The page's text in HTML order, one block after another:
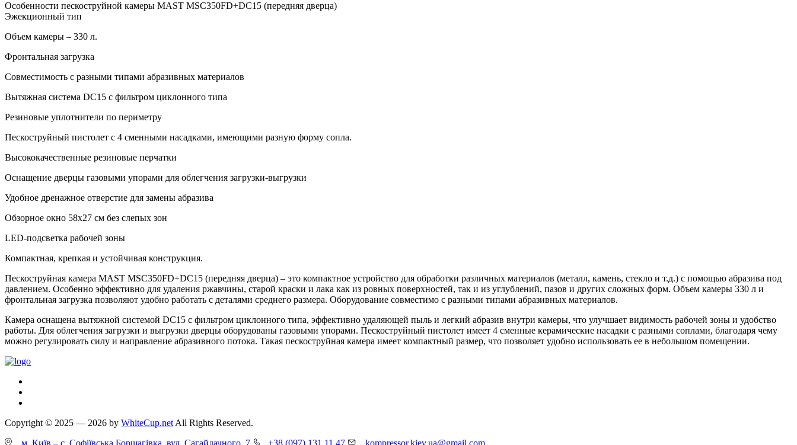
Особенности пескоструйной камеры MAST MSC350FD+DC15 (передняя дверца)
Эжекционный тип
Объем камеры – 330 л.
Фронтальная загрузка
Совместимость с разными типами абразивных материалов
Вытяжная система DC15 с фильтром циклонного типа
Резиновые уплотнители по периметру
Пескоструйный пистолет с 4 сменными насадками, имеющими разную форму сопла.
Высококачественные резиновые перчатки
Оснащение дверцы газовыми упорами для облегчения загрузки-выгрузки
Удобное дренажное отверстие для замены абразива
Обзорное окно 58х27 см без слепых зон
LED-подсветка рабочей зоны
Компактная, крепкая и устойчивая конструкция.
Пескоструйная камера MAST MSC350FD+DC15 (передняя дверца) – это компактное устройство для обработки различных материалов (металл, камень, стекло и т.д.) с помощью абразива под
давлением. Особенно эффективно для удаления ржавчины, старой краски и лака как из ровных поверхностей, так и из углублений, пазов и других сложных форм. Объем камеры 330 л и
фронтальная загрузка позволяют удобно работать с деталями среднего размера. Оборудование совместимо с разными типами абразивных материалов.
Камера оснащена вытяжной системой DC15 с фильтром циклонного типа, эффективно удаляющей пыль и легкий абразив внутри камеры, что улучшает видимость рабочей зоны и удобство
работы. Для облегчения загрузки и выгрузки дверцы оборудованы газовыми упорами. Пескоструйный пистолет имеет 4 сменные керамические насадки с разными соплами, благодаря чему
можно регулировать силу и направление абразивного потока. Такая пескоструйная камера имеет компактный размер, что позволяет удобно использовать ее в небольшом помещении.
Copyright © 2025 — 2026 by WhiteCup.netAll Rights Reserved.